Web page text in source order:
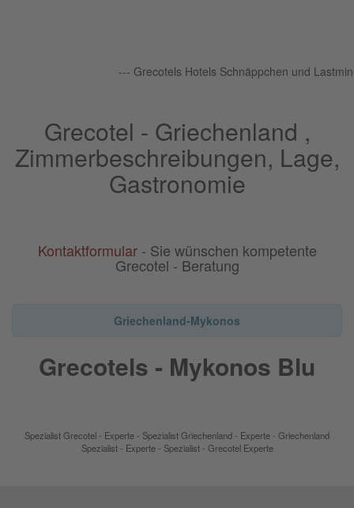
--- Grecotels Hotels Schnäppchen und
Grecotel - Griechenland ,
Zimmerbeschreibungen, Lage,
Gastronomie
Kontaktformular- Sie wünschen kompetente
Grecotel - Beratung
Griechenland-Mykonos
Grecotels - Mykonos Blu
Spezialist Grecotel - Experte - Spezialist Griechenland - Experte - Griechenland
Spezialist - Experte - Spezialist - Grecotel Experte